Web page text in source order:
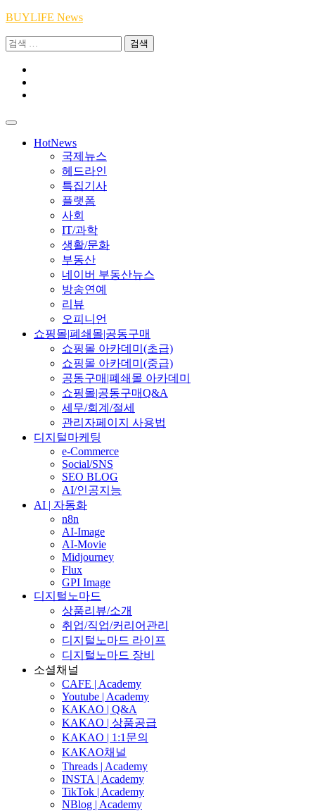
Skip
content
BUYLIFE News
검
HotNews
국제뉴스
헤드라인
특집기사
플랫폼
사회
IT/과학
생활/문화
부동산
네이버 부동산뉴스
방송연예
리뷰
오피니언
쇼핑몰|폐쇄몰|공동구매
쇼핑몰 아카데미(초급)
쇼핑몰 아카데미(중급)
공동구매|폐쇄몰 아카데미
쇼핑몰|공동구매Q&A
세무/회계/절세
관리자페이지 사용법
디지털마케팅
e-Commerce
Social/SNS
SEO BLOG
AI/인공지능
AI | 자동화
n8n
AI-Image
AI-Movie
Midjourney
Flux
GPI Image
디지털노마드
상품리뷰/소개
취업/직업/커리어관리
디지털노마드 라이프
디지털노마드 장비
소셜채널
CAFE | Academy
Youtube | Academy
KAKAO | Q&A
KAKAO | 상품공급
KAKAO | 1:1문의
KAKAO채널
Threads | Academy
INSTA | Academy
TikTok | Academy
NBlog | Academy